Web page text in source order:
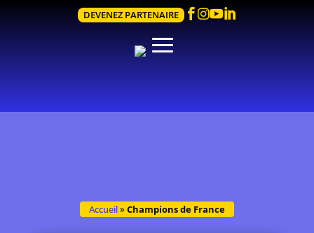
DEVENEZ PARTENAIRE  
Accueil»Champions de France